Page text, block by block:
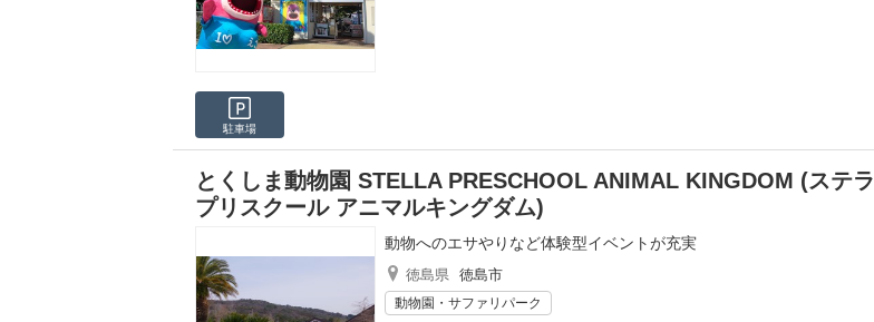
駐車場
とくしま動物園 STELLA PRESCHOOL ANIMAL KINGDOM (ステラ
プリスクール アニマルキングダム)
動物へのエサやりなど体験型イベントが充実
徳島県 徳島市
動物園・サファリパーク